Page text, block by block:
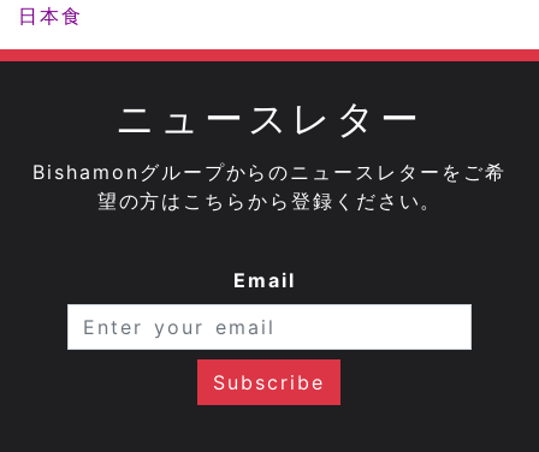
日本食
ニュースレター
Bishamonグループからのニュースレターをご希
望の方はこちらから登録ください。
Email